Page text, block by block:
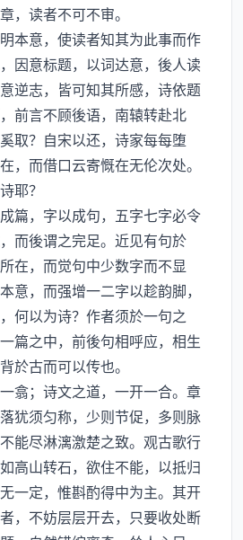
，读者不可不审。
意，使读者知其为此事而作
因意标题，以词达意，後人读
逆志，皆可知其所感，诗依题
前言不顾後语，南辕转赴北
取？自宋以还，诗家每每堕
，而借口云寄慨在无伦次处。
耶？
，字以成句，五字七字必令
而後谓之完足。近见有句於
在，而觉句中少数字而不显
意，而强增一二字以趁韵脚，
何以为诗？作者须於一句之
篇之中，前後句相呼应，相生
於古而可以传也。
；诗文之道，一开一合。章
犹须匀称，少则节促，多则脉
能尽淋漓激楚之致。观古歌行
高山转石，欲住不能，以抵归
一定，惟斟酌得中为主。其开
，不妨层层开去，只要收处断